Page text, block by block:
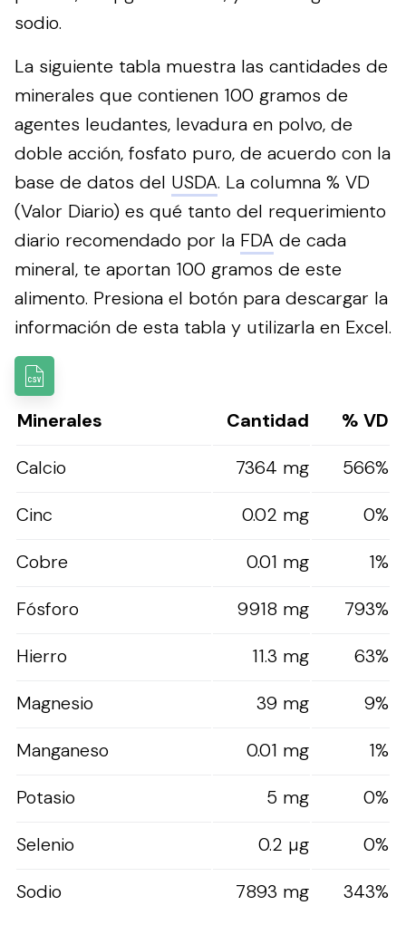
sodio.
La siguiente tabla muestra las cantidades de
minerales que contienen 100 gramos de
agentes leudantes, levadura en polvo, de
doble acción, fosfato puro, de acuerdo con la
base de datos del USDA. La columna % VD
(Valor Diario) es qué tanto del requerimiento
diario recomendado por la FDA de cada
mineral, te aportan 100 gramos de este
alimento. Presiona el botón para descargar la
información de esta tabla y utilizarla en Excel.
Minerales Cantidad
% VD
Calcio
7364 mg
566%
Cinc
0.02 mg
0%
Cobre
0.01 mg
1%
Fósforo
9918 mg
793%
Hierro
11.3 mg
63%
Magnesio
39 mg
9%
Manganeso
0.01 mg
1%
Potasio
5 mg
0%
Selenio
0.2 µg
0%
Sodio
7893 mg 343%